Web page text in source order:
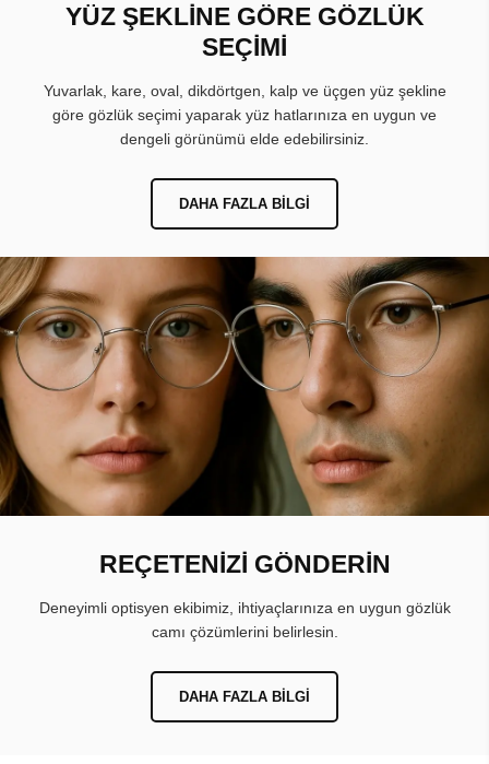
YÜZ ŞEKLİNE GÖRE GÖZLÜK
SEÇİMİ
Yuvarlak, kare, oval, dikdörtgen, kalp ve üçgen yüz şekline
göre gözlük seçimi yaparak yüz hatlarınıza en uygun ve
dengeli görünümü elde edebilirsiniz.
DAHA FAZLA BILGI
REÇETENİZİ GÖNDERİN
Deneyimli optisyen ekibimiz, ihtiyaçlarınıza en uygun gözlük
camı çözümlerini belirlesin.
DAHA FAZLA BILGI